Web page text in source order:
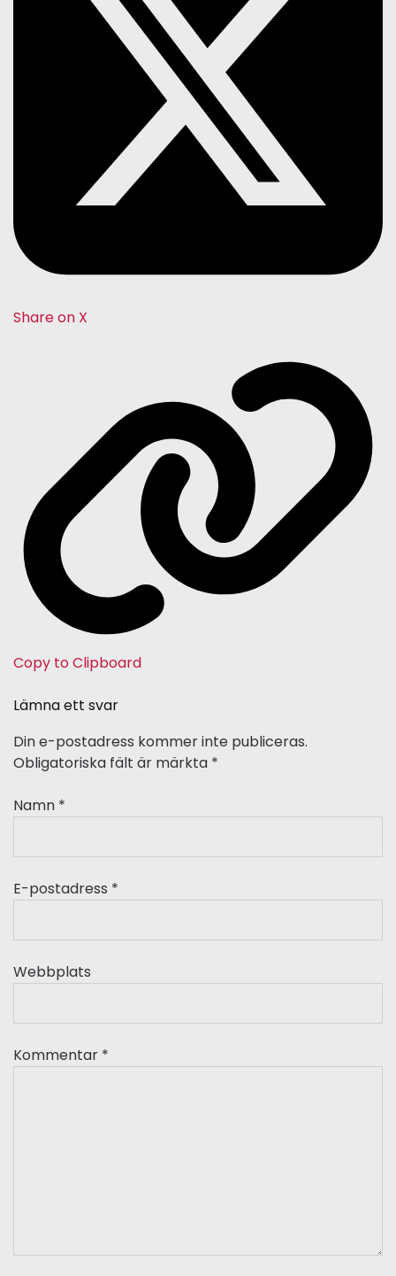
Share on X
Copy to Clipboard
Lämna ett svar
Din e-postadress kommer inte publiceras.
Obligatoriska fält är märkta *
Namn *
E-postadress *
Webbplats
Kommentar *